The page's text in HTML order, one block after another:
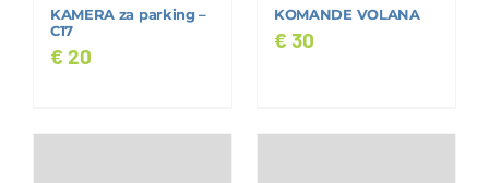
KAMERA za parking –
C17
€ 20
KOMANDE VOLANA
€ 30